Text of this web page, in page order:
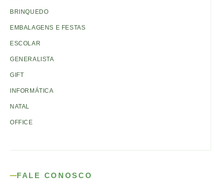
BRINQUEDO
EMBALAGENS E FESTAS
ESCOLAR
GENERALISTA
GIFT
INFORMÁTICA
NATAL
OFFICE
FALE CONOSCO